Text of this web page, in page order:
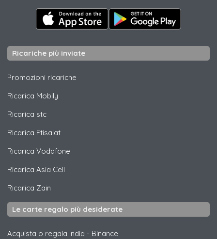
Ricariche più inviate
Promozioni ricariche
Ricarica Mobily
Ricarica stc
Ricarica Etisalat
Ricarica Vodafone
Ricarica Asia Cell
Ricarica Zain
Le carte regalo più desiderate
Acquista o regala India - Binance